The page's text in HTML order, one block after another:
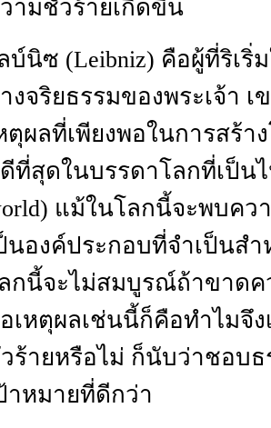
ามชั่วร้ายเกิดขึ้น
บ์นิซ (Leibniz) คือผู้ที่ริเริ่
งจริยธรรมของพระเจ้า เ
ตุผลที่เพียงพอในการสร้
ที่สุดในบรรดาโลกที่เป็น
แม้ในโลกนี้จะพบคว
นองค์ประกอบที่จำเป็นส
กนี้จะไม่สมบูรณ์ถ้าขาด
เหตุผลเช่นนี้ก็คือทำไมจึ
ร้ายหรือไม่ ก็นับว่าชอบ
าหมายที่ดีกว่า